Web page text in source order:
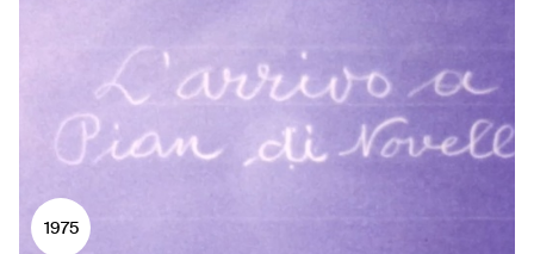
1975